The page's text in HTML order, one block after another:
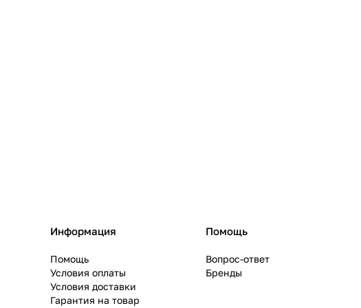
Информация
Помощь
Условия оплаты
Условия доставки
Гарантия на товар
Помощь
Вопрос-ответ
Бренды